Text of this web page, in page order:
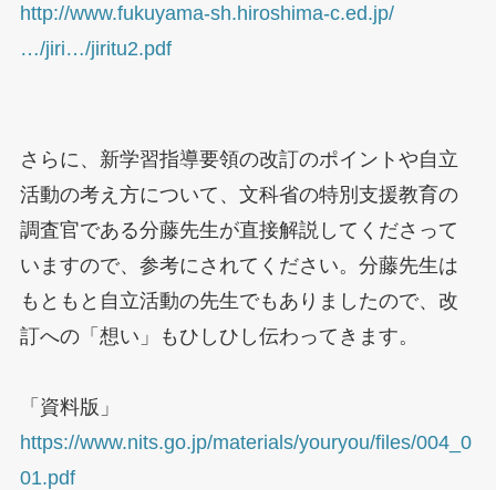
http://www.fukuyama-sh.hiroshima-c.ed.jp/
…/jiri…/jiritu2.pdf
さらに、新学習指導要領の改訂のポイントや自立
活動の考え方について、文科省の特別支援教育の
調査官である分藤先生が直接解説してくださって
いますので、参考にされてください。分藤先生は
もともと自立活動の先生でもありましたので、改
訂への「想い」もひしひし伝わってきます。
「資料版」
https://www.nits.go.jp/materials/youryou/files/004_0
01.pdf